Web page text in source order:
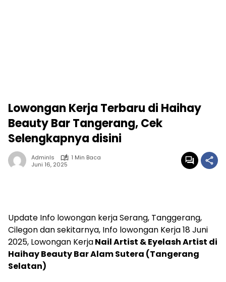
Lowongan Kerja Terbaru di Haihay
Beauty Bar Tangerang, Cek
Selengkapnya disini
Adminls
1 Min Baca
Juni 16, 2025
Update Info lowongan kerja Serang, Tanggerang,
Cilegon dan sekitarnya, Info lowongan Kerja 18 Juni
2025, Lowongan KerjaNail Artist & Eyelash Artist di
Haihay Beauty Bar Alam Sutera (Tangerang
Selatan)